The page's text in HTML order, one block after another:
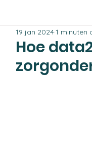
Hoe
19 jan 20241 minuten